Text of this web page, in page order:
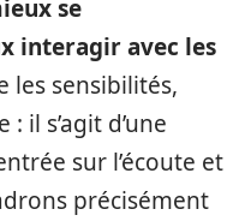
se
interagiravec les
les sensibilités,
il s’agit d’une
sur l’écoute et
précisément